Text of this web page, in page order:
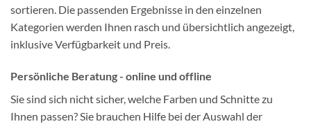
sortieren. Die passenden Ergebnisse in den einzelnen
Kategorien werden Ihnen rasch und übersichtlich angezeigt,
inklusive Verfügbarkeit und Preis.
Persönliche Beratung - online und offline
Sie sind sich nicht sicher, welche Farben und Schnitte zu
Ihnen passen? Sie brauchen Hilfe bei der Auswahl der